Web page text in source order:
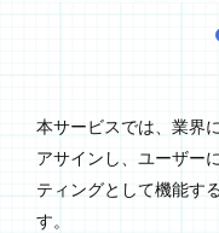
本サービスでは、業界
アサインし、ユーザー
ティングとして機能す
す。